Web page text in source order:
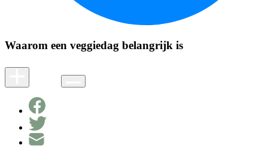
Waarom een veggiedag belangrijk is